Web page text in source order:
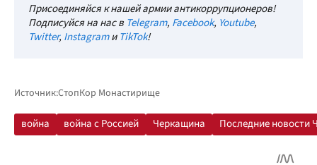
Присоединяйся к нашей армии антикоррупционеров!
Подписуйся на нас в Telegram, Facebook, Youtube,
Twitter, InstagramиTikTok!
Источник:СтопКор Монастирище
война война с Россией Черкащина Последние новости